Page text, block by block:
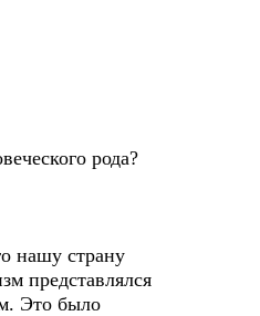
рода?
нашу страну
представлялся
Это было